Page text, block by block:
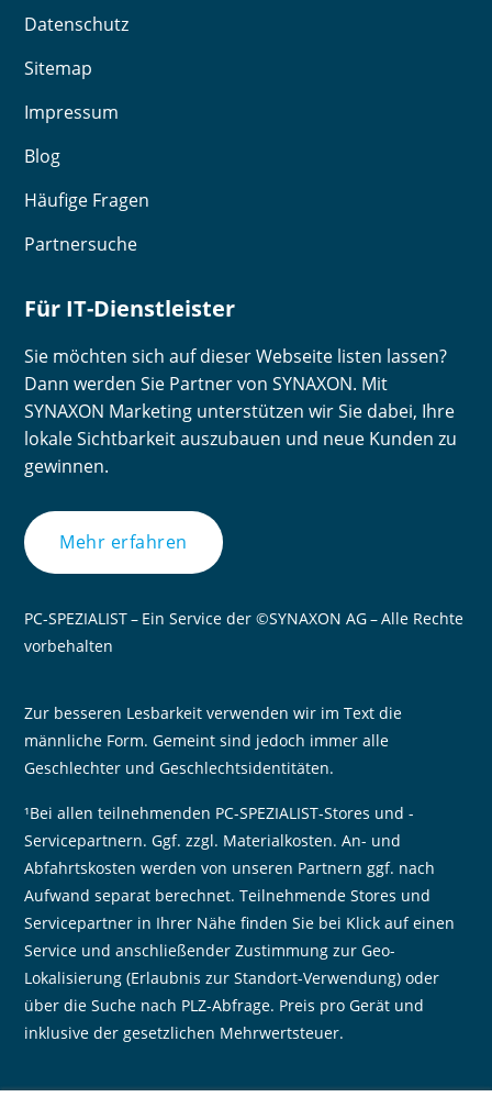
Datenschutz
Sitemap
Impressum
Blog
Häufige Fragen
Partnersuche
Für IT-Dienstleister
Sie möchten sich auf dieser Webseite listen lassen?
Dann werden Sie Partner von SYNAXON. Mit
SYNAXON Marketing unterstützen wir Sie dabei, Ihre
lokale Sichtbarkeit auszubauen und neue Kunden zu
gewinnen.
Mehr erfahren
PC-SPEZIALIST – Ein Service der ©SYNAXON AG – Alle Rechte
vorbehalten
Zur besseren Lesbarkeit verwenden wir im Text die
männliche Form. Gemeint sind jedoch immer alle
Geschlechter und Geschlechtsidentitäten.
¹Bei allen teilnehmenden PC-SPEZIALIST-Stores und -
Servicepartnern. Ggf. zzgl. Materialkosten. An- und
Abfahrtskosten werden von unseren Partnern ggf. nach
Aufwand separat berechnet. Teilnehmende Stores und
Servicepartner in Ihrer Nähe finden Sie bei Klick auf einen
Service und anschließender Zustimmung zur Geo-
Lokalisierung (Erlaubnis zur Standort-Verwendung) oder
über die Suche nach PLZ-Abfrage. Preis pro Gerät und
inklusive der gesetzlichen Mehrwertsteuer.